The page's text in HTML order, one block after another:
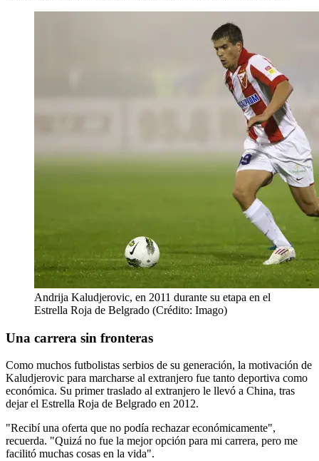
Andrija Kaludjerovic, en 2011 durante su etapa en el
Estrella Roja de Belgrado (Crédito: Imago)
Una carrera sin fronteras
Como muchos futbolistas serbios de su generación, la motivación de
Kaludjerovic para marcharse al extranjero fue tanto deportiva como
económica. Su primer traslado al extranjero le llevó a China, tras
dejar el Estrella Roja de Belgrado en 2012.
"Recibí una oferta que no podía rechazar económicamente",
recuerda. "Quizá no fue la mejor opción para mi carrera, pero me
facilitó muchas cosas en la vida".